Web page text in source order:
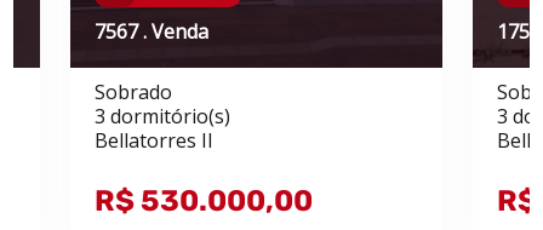
7567 . Venda
Sobrado
3 dormitório(s)
Bellatorres II
R$ 530.000,00
3